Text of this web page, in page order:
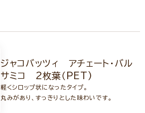
ジャコバッツィ アチェート・バル
サミコ 2枚葉（PET)
軽くシロップ状になったタイプ。
丸みがあり、すっきりとした味わいです。